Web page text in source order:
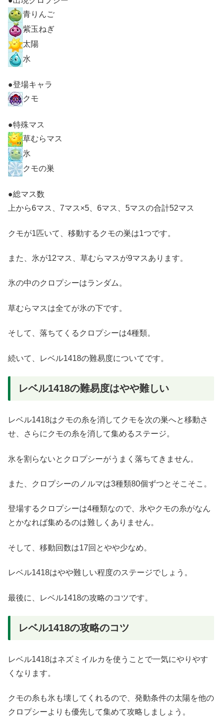
青りんご
紫玉ねぎ
太陽
水
●登場キャラ
クモ
●特殊マス
草むらマス
氷
クモの巣
●総マス数
上から6マス、7マス×5、6マス、5マスの合計52マス
クモが1匹いて、移動するクモの巣は1つです。
また、氷が12マス、草むらマスが9マスあります。
氷の中のクロプシーはランダム。
草むらマスは全てが氷の下です。
そして、落ちてくるクロプシーは4種類。
続いて、レベル1418の難易度についてです。
レベル1418の難易度はやや難しい
レベル1418はクモの糸を消してクモを次の巣へと移動さ
せ、さらにクモの糸を消して集めるステージ。
氷を割らないとクロプシーがうまく落ちてきません。
また、クロプシーのノルマは3種類80個ずつとそこそこ。
登場するクロプシーは4種類なので、氷やクモの糸がなん
とかなれば集めるのは難しくありません。
そして、移動回数は17回とやや少なめ。
レベル1418はやや難しい程度のステージでしょう。
最後に、レベル1418の攻略のコツです。
レベル1418の攻略のコツ
レベル1418はネズミイルカを使うことで一気にやりやす
くなります。
クモの糸も氷も壊してくれるので、発動条件の太陽を他の
クロプシーよりも優先して集めて攻略しましょう。